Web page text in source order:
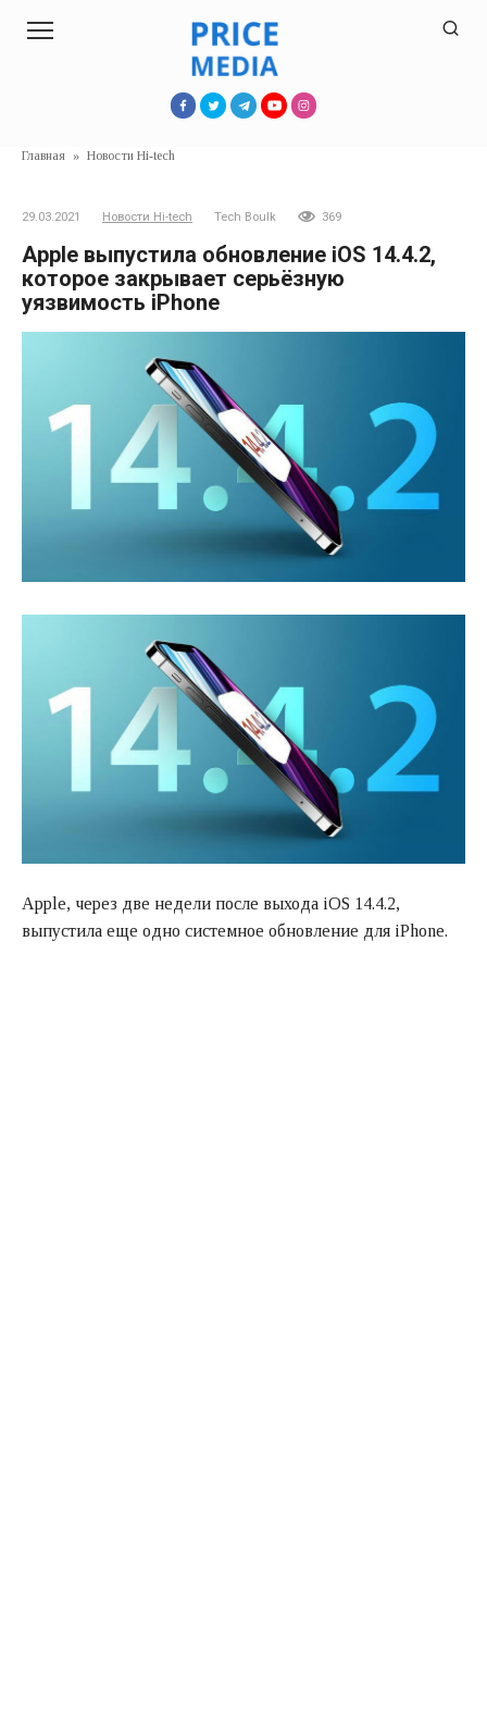
Главная » Новости Hi-tech
29.03.2021 Новости Hi-tech Tech Boulk 369
Apple выпустила обновление iOS 14.4.2,
которое закрывает серьёзную
уязвимость iPhone
Apple, через две недели после выхода iOS 14.4.2,
выпустила еще одно системное обновление для iPhone.